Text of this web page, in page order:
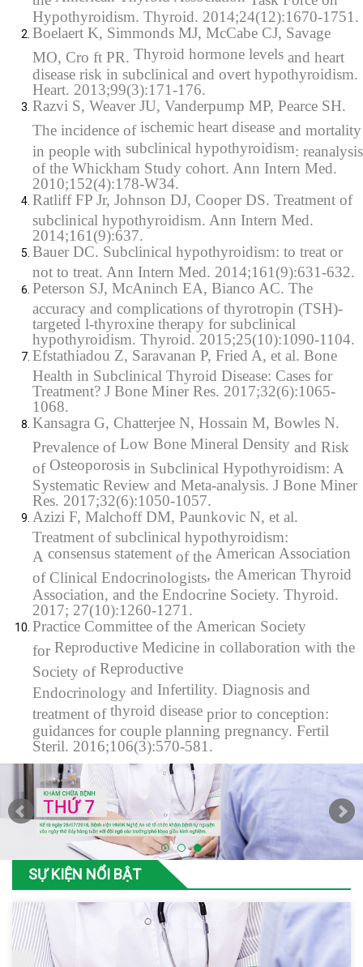
Hypothyroidism. Thyroid. 2014;24(12):1670-1751.
Boelaert K, Simmonds MJ, McCabe CJ, Savage
MO, Cro ft PR. Thyroid hormone levels and heart
disease risk in subclinical and overt hypothyroidism.
Heart. 2013;99(3):171-176.
Razvi S, Weaver JU, Vanderpump MP, Pearce SH.
The incidence of ischemic heart disease and mortality
in people with subclinical hypothyroidism: reanalysis
of the Whickham Study cohort. Ann Intern Med.
2010;152(4):178-W34.
Ratliff FP Jr, Johnson DJ, Cooper DS. Treatment of
subclinical hypothyroidism. Ann Intern Med.
2014;161(9):637.
Bauer DC. Subclinical hypothyroidism: to treat or
not to treat. Ann Intern Med. 2014;161(9):631-632.
Peterson SJ, McAninch EA, Bianco AC. The
accuracy and complications of thyrotropin (TSH)-
targeted l-thyroxine therapy for subclinical
hypothyroidism. Thyroid. 2015;25(10):1090-1104.
Efstathiadou Z, Saravanan P, Fried A, et al. Bone
Health in Subclinical Thyroid Disease: Cases for
Treatment? J Bone Miner Res. 2017;32(6):1065-
1068.
Kansagra G, Chatterjee N, Hossain M, Bowles N.
Prevalence of Low Bone Mineral Density and Risk
of Osteoporosis in Subclinical Hypothyroidism: A
Systematic Review and Meta-analysis. J Bone Miner
Res. 2017;32(6):1050-1057.
Azizi F, Malchoff DM, Paunkovic N, et al.
Treatment of subclinical hypothyroidism:
A consensus statement of the American Association
of Clinical Endocrinologists, the American Thyroid
Association, and the Endocrine Society. Thyroid.
2017; 27(10):1260-1271.
Practice Committee of the American Society
for Reproductive Medicine in collaboration with the
Society of Reproductive
Endocrinology and Infertility. Diagnosis and
treatment of thyroid disease prior to conception:
guidances for couple planning pregnancy. Fertil
Steril. 2016;106(3):570-581.
SỰ KIỆN NỔI BẬT